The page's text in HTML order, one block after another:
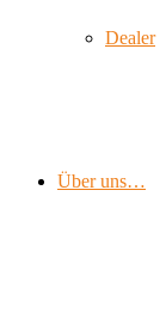
Dealer
Über uns…